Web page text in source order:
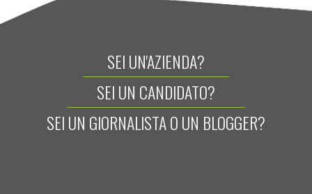
SEI UN'AZIENDA?
SEI UN CANDIDATO?
SEI UN GIORNALISTA O UN BLOGGER?